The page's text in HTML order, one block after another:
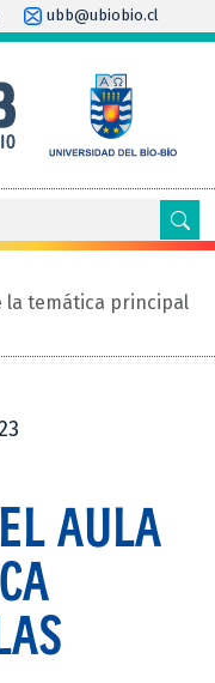
ubb@ubiobio.cl
la temática principal
AULA